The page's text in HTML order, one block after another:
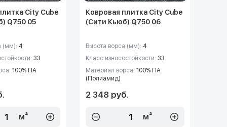
City Cube
Q750 05
(мм): 4
33
100% ПА
м²
Ковровая плитка City Cube
(Сити Кьюб) Q750 06
Высота ворса (мм): 4
Класс износостойкости: 33
Материал ворса: 100% ПА
(Полиамид)
2 348 руб.
м²